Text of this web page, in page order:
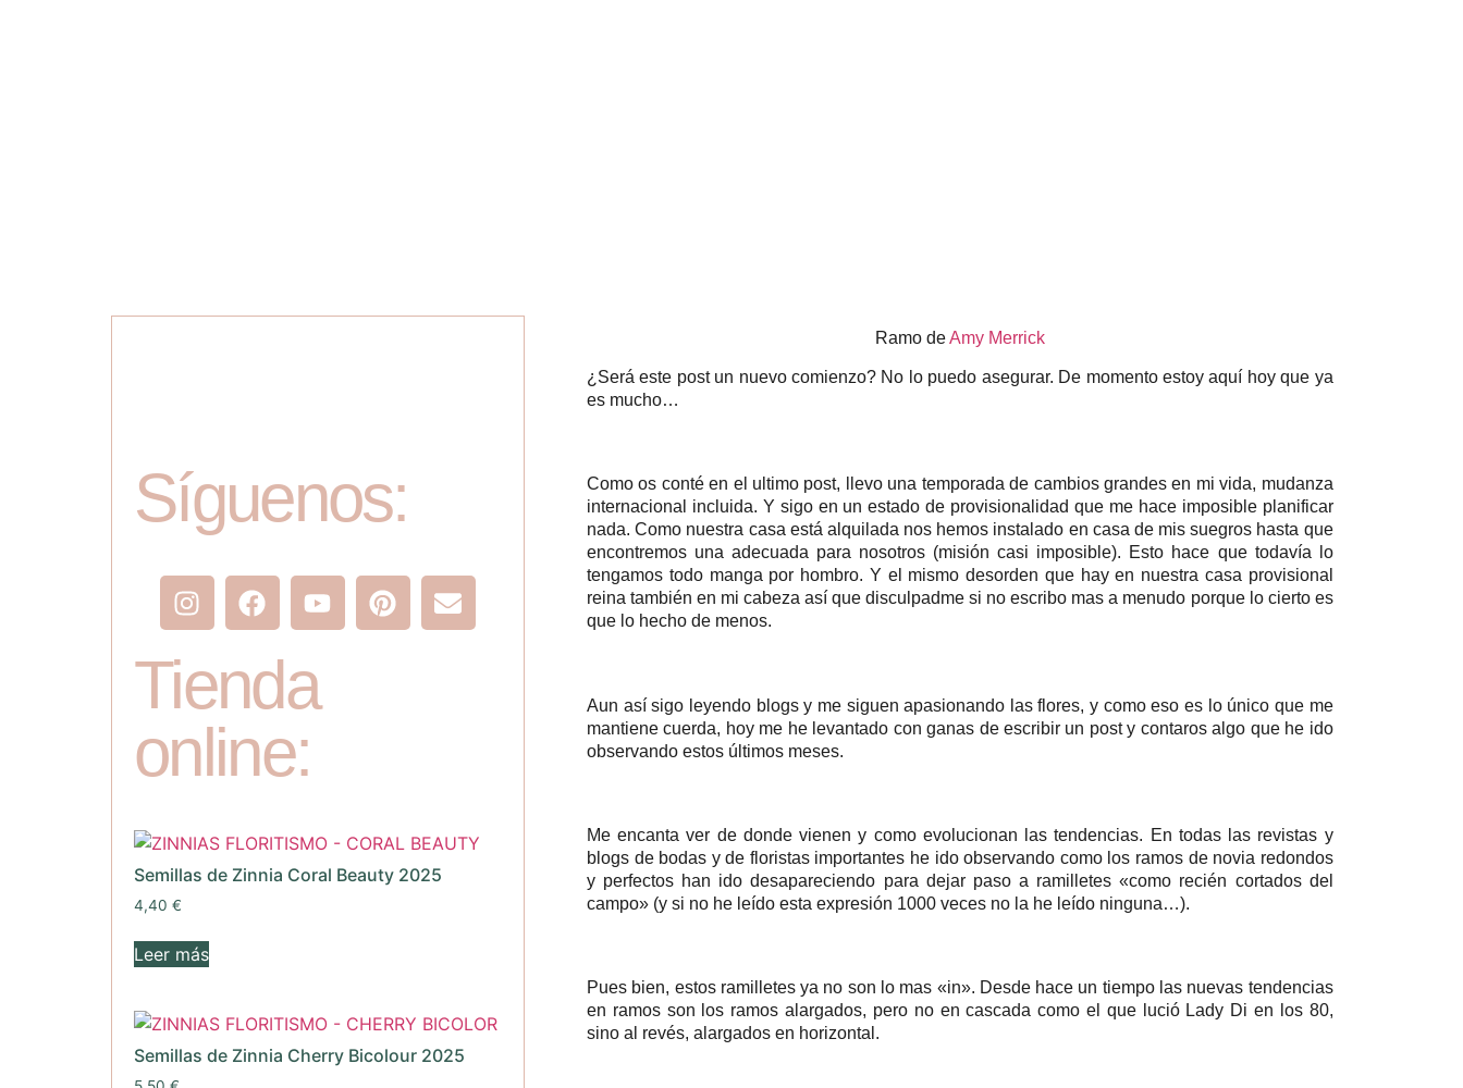
Síguenos:
Tienda
online:
Semillas de Zinnia Coral Beauty 2025
4,40 €
Leer más
Semillas de Zinnia Cherry Bicolour 2025
Ramo deAmy Merrick
¿Será este post un nuevo comienzo? No lo puedo asegurar. De momento estoy aquí hoy que ya
es mucho…
Como os conté en el ultimo post, llevo una temporada de cambios grandes en mi vida, mudanza
internacional incluida. Y sigo en un estado de provisionalidad que me hace imposible planificar
nada. Como nuestra casa está alquilada nos hemos instalado en casa de mis suegros hasta que
encontremos una adecuada para nosotros (misión casi imposible). Esto hace que todavía lo
tengamos todo manga por hombro. Y el mismo desorden que hay en nuestra casa provisional
reina también en mi cabeza así que disculpadme si no escribo mas a menudo porque lo cierto es
que lo hecho de menos.
Aun así sigo leyendo blogs y me siguen apasionando las flores, y como eso es lo único que me
mantiene cuerda, hoy me he levantado con ganas de escribir un post y contaros algo que he ido
observando estos últimos meses.
Me encanta ver de donde vienen y como evolucionan las tendencias. En todas las revistas y
blogs de bodas y de floristas importantes he ido observando como los ramos de novia redondos
y perfectos han ido desapareciendo para dejar paso a ramilletes «como recién cortados del
campo» (y si no he leído esta expresión 1000 veces no la he leído ninguna…).
Pues bien, estos ramilletes ya no son lo mas «in». Desde hace un tiempo las nuevas tendencias
en ramos son los ramos alargados, pero no en cascada como el que lució Lady Di en los 80,
sino al revés, alargados en horizontal.